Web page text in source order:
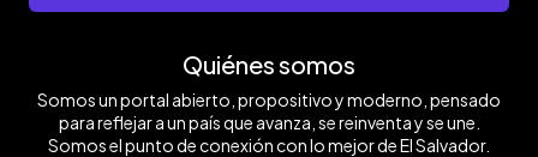
Quiénes somos
Somos un portal abierto, propositivo y moderno, pensado
para reflejar a un país que avanza, se reinventa y se une.
Somos el punto de conexión con lo mejor de El Salvador.